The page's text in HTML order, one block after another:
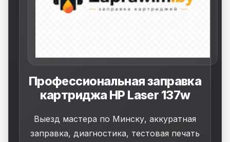
Профессиональная заправка
картриджа HP Laser 137w
Выезд мастера по Минску, аккуратная
заправка, диагностика, тестовая печать